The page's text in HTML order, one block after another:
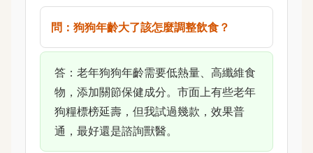
問：狗狗年齡大了該怎麼調整飲食？
答：老年狗狗年齡需要低熱量、高纖維食
物，添加關節保健成分。市面上有些老年
狗糧標榜延壽，但我試過幾款，效果普
通，最好還是諮詢獸醫。